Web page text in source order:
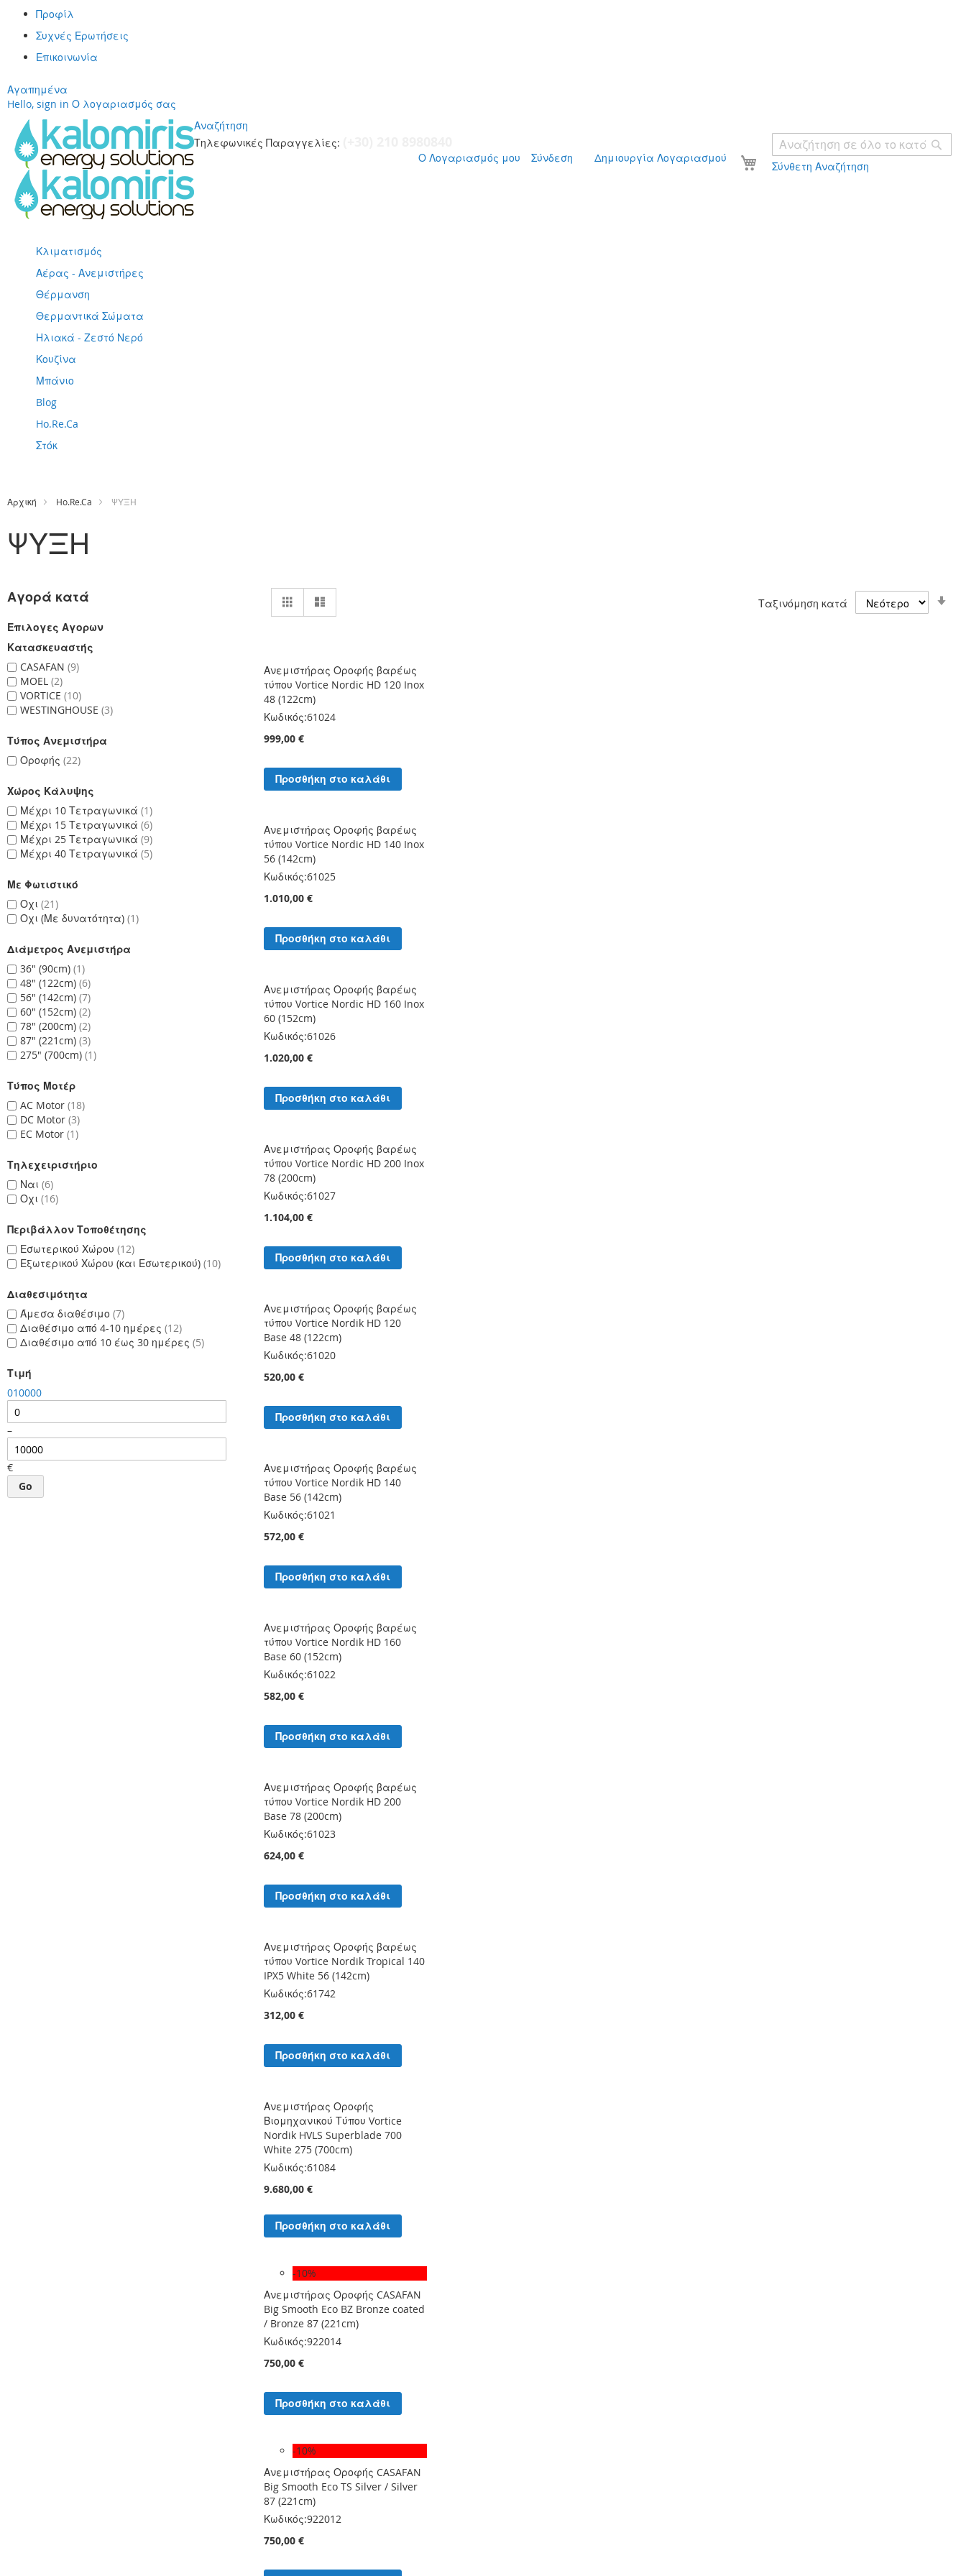
Προφίλ
Συχνές Ερωτήσεις
Επικοινωνία
Αγαπημένα
Hello, sign in Ο λογαριασμός σας
Αναζήτηση
Σύνθετη Αναζήτηση
Τηλεφωνικές Παραγγελίες:
Το καλάθι σας
Ο Λογαριασμός μου Σύνδεση Δημιουργία Λογαριασμού
περιεχόμενο
Κλιματισμός
Αέρας - Ανεμιστήρες
Θέρμανση
Θερμαντικά Σώματα
Ηλιακά - Ζεστό Νερό
Κουζίνα
Μπάνιο
Blog
Ho.Re.Ca
Στόκ
Αρχική Ho.Re.Ca ΨΥΞΗ
ΨΥΞΗ
Προβολή
ως
Πλέγμα Ταξινόμηση κατά
Ανεμιστήρας Οροφής βαρέως
τύπου Vortice Nordic HD 120 Inox
48 (122cm)
Κωδικός:61024
999,00 €
Προσθήκη στο καλάθι
Ανεμιστήρας Οροφής βαρέως
τύπου Vortice Nordic HD 140 Inox
56 (142cm)
Κωδικός:61025
1.010,00 €
Προσθήκη στο καλάθι
Ανεμιστήρας Οροφής βαρέως
τύπου Vortice Nordic HD 160 Inox
60 (152cm)
Κωδικός:61026
1.020,00 €
Προσθήκη στο καλάθι
Ανεμιστήρας Οροφής βαρέως
τύπου Vortice Nordic HD 200 Inox
78 (200cm)
Κωδικός:61027
1.104,00 €
Προσθήκη στο καλάθι
Ανεμιστήρας Οροφής βαρέως
τύπου Vortice Nordik HD 120
Base 48 (122cm)
Κωδικός:61020
520,00 €
Προσθήκη στο καλάθι
Ανεμιστήρας Οροφής βαρέως
τύπου Vortice Nordik HD 140
Base 56 (142cm)
Κωδικός:61021
572,00 €
Προσθήκη στο καλάθι
Ανεμιστήρας Οροφής βαρέως
τύπου Vortice Nordik HD 160
Base 60 (152cm)
Κωδικός:61022
582,00 €
Προσθήκη στο καλάθι
Ανεμιστήρας Οροφής βαρέως
τύπου Vortice Nordik HD 200
Base 78 (200cm)
Κωδικός:61023
624,00 €
Προσθήκη στο καλάθι
Ανεμιστήρας Οροφής βαρέως
τύπου Vortice Nordik Tropical 140
IPX5 White 56 (142cm)
Κωδικός:61742
312,00 €
Προσθήκη στο καλάθι
Ανεμιστήρας Οροφής
Βιομηχανικού Τύπου Vortice
Nordik HVLS Superblade 700
White 275 (700cm)
Κωδικός:61084
9.680,00 €
Προσθήκη στο καλάθι
-10%
Ανεμιστήρας Οροφής CASAFAN
Big Smooth Eco BZ Bronze coated
/ Bronze 87 (221cm)
Κωδικός:922014
750,00 €
Προσθήκη στο καλάθι
-10%
Ανεμιστήρας Οροφής CASAFAN
Big Smooth Eco TS Silver / Silver
87 (221cm)
Κωδικός:922012
750,00 €
Αγορά κατά
Επιλογες Αγορων
Κατασκευαστής
CASAFAN 9
MOEL 2
VORTICE 10
WESTINGHOUSE 3
Τύπος Ανεμιστήρα
Οροφής 22
Χώρος Κάλυψης
Μέχρι 10 Τετραγωνικά 1
Μέχρι 15 Τετραγωνικά 6
Μέχρι 25 Τετραγωνικά 9
Μέχρι 40 Τετραγωνικά 5
Με Φωτιστικό
Οχι 21
Οχι (Με δυνατότητα) 1
Διάμετρος Ανεμιστήρα
36" (90cm) 1
48" (122cm) 6
56" (142cm) 7
60" (152cm) 2
78" (200cm) 2
87" (221cm) 3
275" (700cm) 1
Τύπος Μοτέρ
AC Motor 18
DC Motor 3
EC Motor 1
Τηλεχειριστήριο
Ναι 6
Οχι 16
Περιβάλλον Τοποθέτησης
Εσωτερικού Χώρου 12
Εξωτερικού Χώρου (και Εσωτερικού) 10
Διαθεσιμότητα
Άμεσα διαθέσιμο 7
Διαθέσιμο από 4-10 ημέρες 12
Διαθέσιμο από 10 έως 30 ημέρες 5
Τιμή
010000
–
€
Go